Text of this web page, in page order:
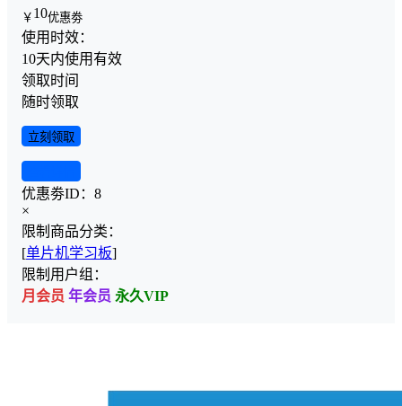
￥ 10优惠劵
使用时效：
10天内使用有效
领取时间
随时领取
立刻领取
优惠劵ID： 8
×
限制商品分类：
[单片机学习板]
限制用户组：
月会员 年会员 永久VIP